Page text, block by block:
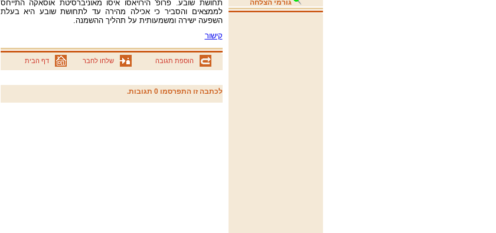
גורמי הצלחה
תחושת שובע. פרופ' הירויאסו איסו מאוניברסיטת אוסאקה התייחס
לממצאים והסביר כי אכילה מהירה עד לתחושת שובע היא בעלת
השפעה ישירה ומשמעותית על תהליך ההשמנה.
קישור
הוספת תגובה שלחו לחבר דף הבית
לכתבה זו התפרסמו 0 תגובות.